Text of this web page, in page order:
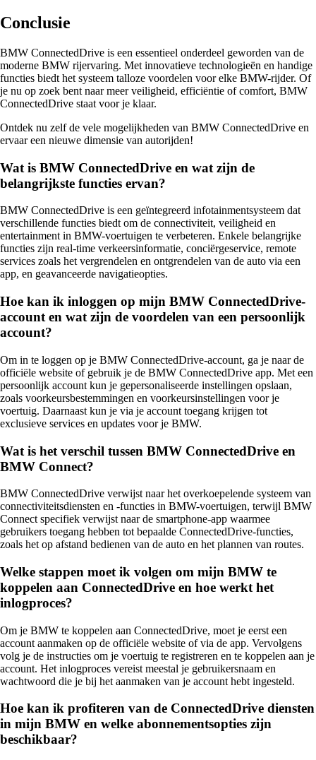
Conclusie
BMW ConnectedDrive is een essentieel onderdeel geworden van de
moderne BMW rijervaring. Met innovatieve technologieën en handige
functies biedt het systeem talloze voordelen voor elke BMW-rijder. Of
je nu op zoek bent naar meer veiligheid, efficiëntie of comfort, BMW
ConnectedDrive staat voor je klaar.
Ontdek nu zelf de vele mogelijkheden van BMW ConnectedDrive en
ervaar een nieuwe dimensie van autorijden!
Wat is BMW ConnectedDrive en wat zijn de
belangrijkste functies ervan?
BMW ConnectedDrive is een geïntegreerd infotainmentsysteem dat
verschillende functies biedt om de connectiviteit, veiligheid en
entertainment in BMW-voertuigen te verbeteren. Enkele belangrijke
functies zijn real-time verkeersinformatie, conciërgeservice, remote
services zoals het vergrendelen en ontgrendelen van de auto via een
app, en geavanceerde navigatieopties.
Hoe kan ik inloggen op mijn BMW ConnectedDrive-
account en wat zijn de voordelen van een persoonlijk
account?
Om in te loggen op je BMW ConnectedDrive-account, ga je naar de
officiële website of gebruik je de BMW ConnectedDrive app. Met een
persoonlijk account kun je gepersonaliseerde instellingen opslaan,
zoals voorkeursbestemmingen en voorkeursinstellingen voor je
voertuig. Daarnaast kun je via je account toegang krijgen tot
exclusieve services en updates voor je BMW.
Wat is het verschil tussen BMW ConnectedDrive en
BMW Connect?
BMW ConnectedDrive verwijst naar het overkoepelende systeem van
connectiviteitsdiensten en -functies in BMW-voertuigen, terwijl BMW
Connect specifiek verwijst naar de smartphone-app waarmee
gebruikers toegang hebben tot bepaalde ConnectedDrive-functies,
zoals het op afstand bedienen van de auto en het plannen van routes.
Welke stappen moet ik volgen om mijn BMW te
koppelen aan ConnectedDrive en hoe werkt het
inlogproces?
Om je BMW te koppelen aan ConnectedDrive, moet je eerst een
account aanmaken op de officiële website of via de app. Vervolgens
volg je de instructies om je voertuig te registreren en te koppelen aan je
account. Het inlogproces vereist meestal je gebruikersnaam en
wachtwoord die je bij het aanmaken van je account hebt ingesteld.
Hoe kan ik profiteren van de ConnectedDrive diensten
in mijn BMW en welke abonnementsopties zijn
beschikbaar?